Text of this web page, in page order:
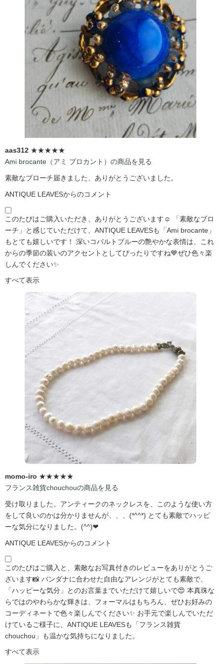
aas312 ★★★★★
Ami brocante（アミ ブロカント）の商品を見る
素敵なブローチ届きました、ありがとうございました。
ANTIQUE LEAVESからのコメント
このたびはご購入いただき、ありがとうございます☺️ 「素敵なブロ
ーチ」と感じていただけて、ANTIQUE LEAVESも「Ami brocante」
もとても嬉しいです！ 深いコバルトブルーの艶やかな表情は、これ
からの季節の装いのアクセントとしてぴったりですね💙ぜひ色々楽
しんでください✨
すべて表示
momo-iro ★★★★★
フランス雑貨chouchouの商品を見る
受け取りました。アンティークのネックレスを、このような使い方
をして良いのかは分かりませんが、、、(*^^*) とても素敵でハッピ
ーな気分になりました。(^^)❤
ANTIQUE LEAVESからのコメント
このたびはご購入と、素敵なお写真付きのレビューをありがとうご
ざいます📸 バンダナに合わせた自由なアレンジがとても素敵で、
「ハッピーな気分」とのお言葉までいただけて嬉しいで😍 本真珠な
らではのやわらかな輝きは、フォーマルはもちろん、ぜひお好みの
コーディネートで色々楽しんでください✨ お手元で楽しんでいただ
けているご様子に、ANTIQUE LEAVESも「フランス雑貨
chouchou」も温かな気持ちになりました。
すべて表示